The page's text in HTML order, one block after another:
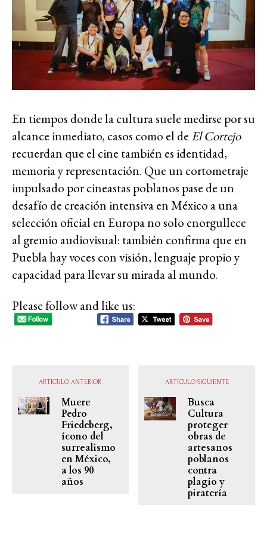
En tiempos donde la cultura suele medirse por su
alcance inmediato, casos como el de El Cortejo
recuerdan que el cine también es identidad,
memoria y representación. Que un cortometraje
impulsado por cineastas poblanos pase de un
desafío de creación intensiva en México a una
selección oficial en Europa no solo enorgullece
al gremio audiovisual: también confirma que en
Puebla hay voces con visión, lenguaje propio y
capacidad para llevar su mirada al mundo.
Please follow and like us:
ARTÍCULO ANTERIOR
Muere
Pedro
Friedeberg,
ícono del
surrealismo
en México,
a los 90
años
ARTÍCULO SIGUIENTE
Busca
Cultura
proteger
obras de
artesanos
poblanos
contra
plagio y
piratería